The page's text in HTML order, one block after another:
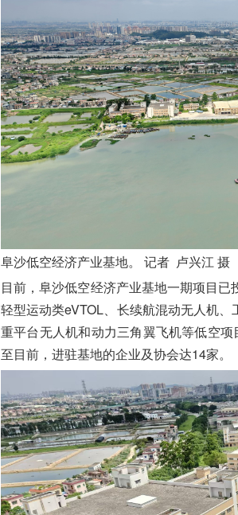
阜沙低空经济产业基地。 记者 卢兴江 摄
目前，阜沙低空经济产业基地一期项目已
轻型运动类eVTOL、长续航混动无人机
重平台无人机和动力三角翼飞机等低空
至目前， 进驻基地的企业及协会达14家。